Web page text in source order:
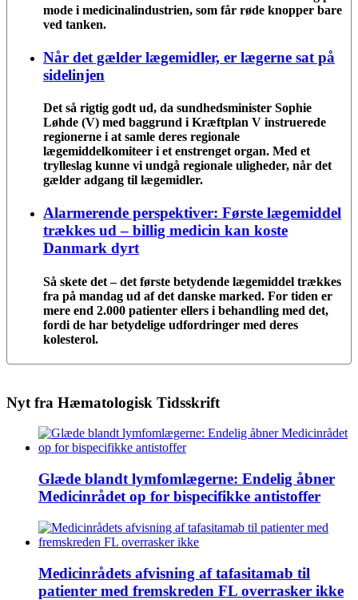
mode i medicinalindustrien, som får røde knopper bare
ved tanken.
Når det gælder lægemidler, er lægerne sat på
sidelinjen
Det så rigtig godt ud, da sundhedsminister Sophie
Løhde (V) med baggrund i Kræftplan V instruerede
regionerne i at samle deres regionale
lægemiddelkomiteer i et enstrenget organ. Med et
trylleslag kunne vi undgå regionale uligheder, når det
gælder adgang til lægemidler.
Alarmerende perspektiver: Første lægemiddel
trækkes ud – billig medicin kan koste
Danmark dyrt
Så skete det – det første betydende lægemiddel trækkes
fra på mandag ud af det danske marked. For tiden er
mere end 2.000 patienter ellers i behandling med det,
fordi de har betydelige udfordringer med deres
kolesterol.
Nyt fra Hæmatologisk Tidsskrift
Glæde blandt lymfomlægerne: Endelig åbner
Medicinrådet op for bispecifikke antistoffer
Medicinrådets afvisning af tafasitamab til
patienter med fremskreden FL overrasker ikke